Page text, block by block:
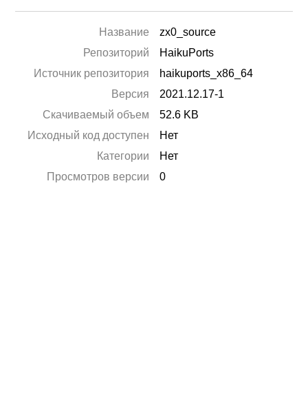
Название
zx0_source
Репозиторий
HaikuPorts
Источник репозитория
haikuports_x86_64
Версия
2021.12.17-1
Скачиваемый объем
52.6 KB
Исходный код доступен
Нет
Категории
Нет
Просмотров версии
0